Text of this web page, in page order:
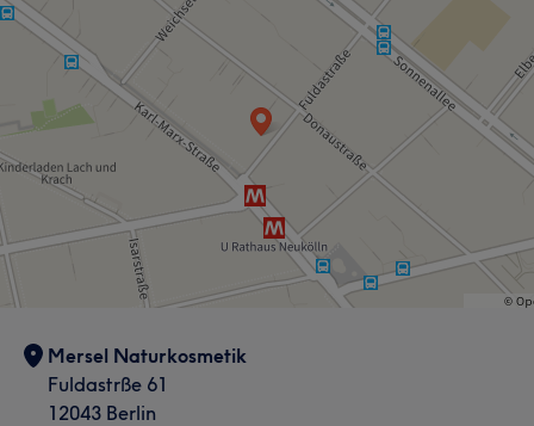
Mersel Naturkosmetik
Fuldastrße 61
12043 Berlin